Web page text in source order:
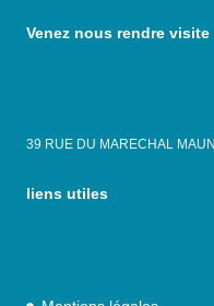
Venez nous rendre visite
39 RUE DU MARECHAL
liens utiles